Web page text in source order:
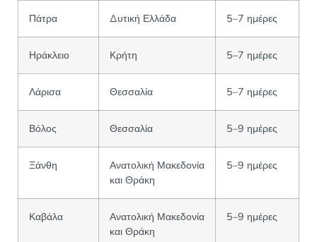
Πάτρα Δυτική Ελλάδα 5–7 ημέρες
Ηράκλειο Κρήτη 5–7 ημέρες
Λάρισα Θεσσαλία 5–7 ημέρες
Βόλος Θεσσαλία 5–9 ημέρες
Ξάνθη
Ανατολική Μακεδονία
και Θράκη
5–9 ημέρες
Καβάλα
Ανατολική Μακεδονία
και Θράκη
5–9 ημέρες